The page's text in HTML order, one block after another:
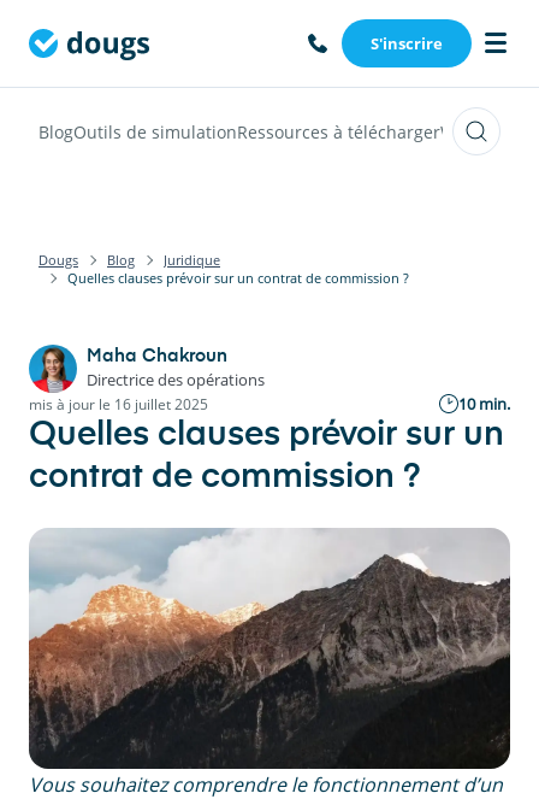
S'inscrire
BlogOutils de simulationRessources à téléchargerWebinars
Dougs Blog
Juridique
Quelles clauses prévoir sur un contrat de commission ?
Maha Chakroun
Directrice des opérations
mis à jour le 16 juillet 2025 10 min.
Quelles clauses prévoir sur un
contrat de commission ?
Vous souhaitez comprendre le fonctionnement d’un